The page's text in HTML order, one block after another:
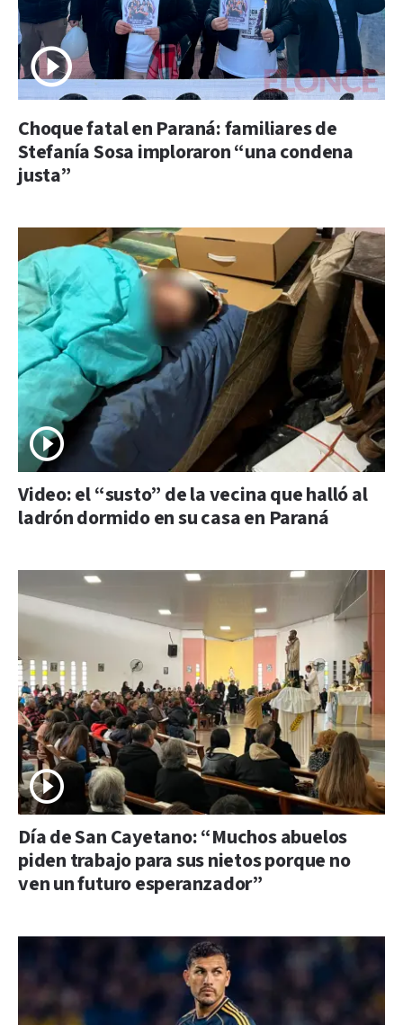
Choque fatal en Paraná: familiares de
Stefanía Sosa imploraron “una condena
justa”
Video: el “susto” de la vecina que halló al
ladrón dormido en su casa en Paraná
Día de San Cayetano: “Muchos abuelos
piden trabajo para sus nietos porque no
ven un futuro esperanzador”